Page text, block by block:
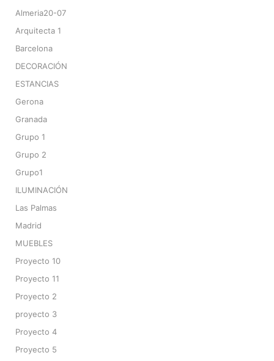
Almeria20-07
Arquitecta 1
Barcelona
DECORACIÓN
ESTANCIAS
Gerona
Granada
Grupo 1
Grupo 2
Grupo1
ILUMINACIÓN
Las Palmas
Madrid
MUEBLES
Proyecto 10
Proyecto 11
Proyecto 2
proyecto 3
Proyecto 4
Proyecto 5